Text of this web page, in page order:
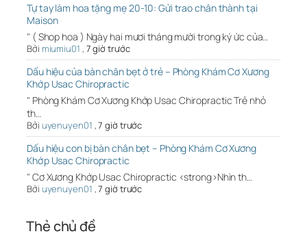
Tự tay làm hoa tặng mẹ 20-10: Gửi trao chân thành tại
Maison
" ( Shop hoa ) Ngày hai mươi tháng mười trong ký ức của…
Bởi miumiu01 , 7 giờ trước
Dấu hiệu của bàn chân bẹt ở trẻ – Phòng Khám Cơ Xương
Khớp Usac Chiropractic
" Phòng Khám Cơ Xương Khớp Usac Chiropractic Trẻ nhỏ
th…
Bởi uyenuyen01 ,7 giờ trước
Dấu hiệu con bị bàn chân bẹt – Phòng Khám Cơ Xương
Khớp Usac Chiropractic
" Cơ Xương Khớp Usac Chiropractic <strong>Nhìn th…
Bởi uyenuyen01 ,7 giờ trước
Thẻ chủ đề